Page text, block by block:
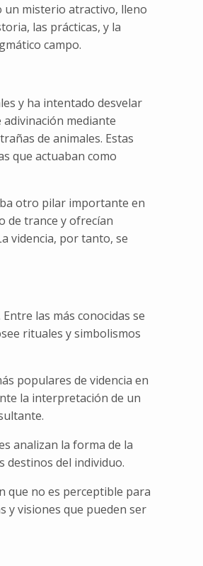
un misterio atractivo, lleno
las prácticas, y la
campo.
y ha intentado desvelar
mediante
de animales. Estas
que actuaban como
otro pilar importante en
de trance y ofrecían
videncia, por tanto, se
las más conocidas se
rituales y simbolismos
populares de videncia en
la interpretación de un
analizan la forma de la
destinos del individuo.
que no es perceptible para
y visiones que pueden ser